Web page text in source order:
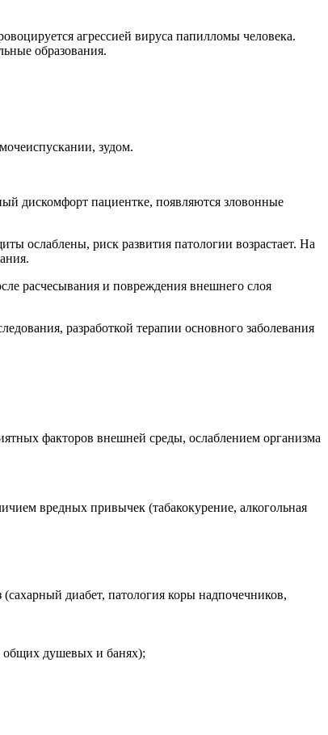
агрессией вируса папилломы человека.
образования.
зудом.
дискомфорт пациентке, появляются зловонные
ослаблены, риск развития патологии возрастает. На
расчесывания и повреждения внешнего слоя
разработкой терапии основного заболевания
факторов внешней среды, ослаблением организма
вредных привычек (табакокурение, алкогольная
диабет, патология коры надпочечников,
общих душевых и банях);